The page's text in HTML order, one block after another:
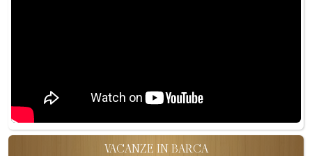
VACANZE IN BARCA